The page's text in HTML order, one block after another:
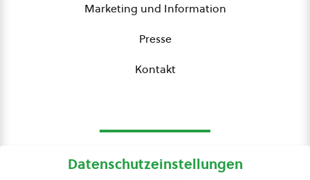
Marketing und Information
Presse
Kontakt
Datenschutzeinstellungen